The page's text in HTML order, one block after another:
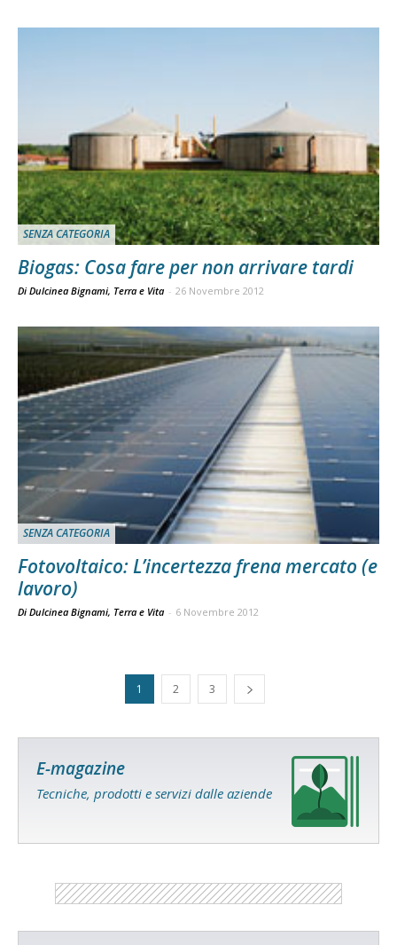
SENZA CATEGORIA
Biogas: Cosa fare per non arrivare tardi
Di Dulcinea Bignami, Terra e Vita - 26 Novembre 2012
SENZA CATEGORIA
Fotovoltaico: L’incertezza frena mercato (e
lavoro)
Di Dulcinea Bignami, Terra e Vita - 6 Novembre 2012
1 2 3
E-magazine
Tecniche, prodotti e servizi dalle aziende